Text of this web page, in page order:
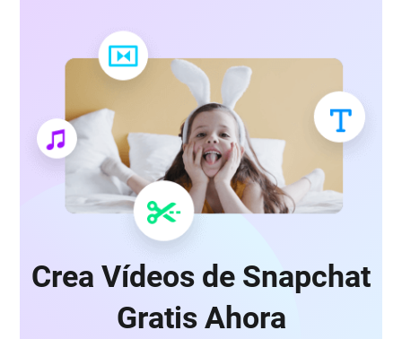
Crea Vídeos de Snapchat
Gratis Ahora